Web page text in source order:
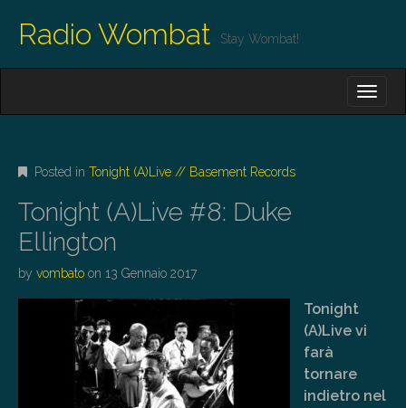
Radio Wombat Stay Wombat!
M
E
N
U
C
T
E
N
T
Posted in Tonight (A)Live // Basement Records
Tonight (A)Live #8: Duke
Ellington
by vombato on 13 Gennaio 2017
Tonight
(A)Live vi
farà
tornare
indietro nel